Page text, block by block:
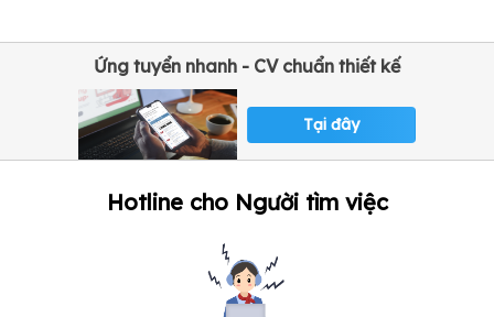
Ứng tuyển nhanh - CV chuẩn thiết kế
Tại đây
Hotline cho Người tìm việc